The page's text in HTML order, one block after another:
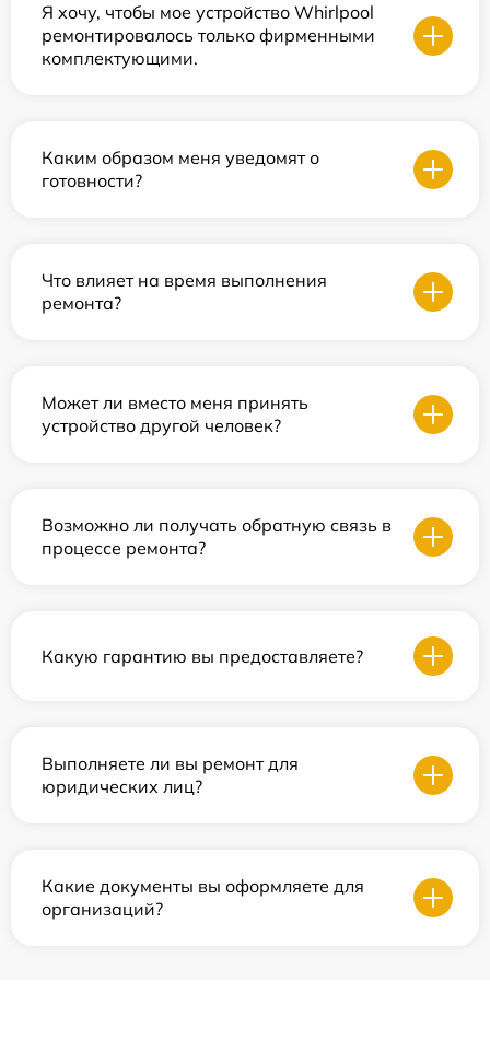
Я хочу, чтобы мое устройство Whirlpool
ремонтировалось только фирменными
комплектующими.
Каким образом меня уведомят о
готовности?
Что влияет на время выполнения
ремонта?
Может ли вместо меня принять
устройство другой человек?
Возможно ли получать обратную связь в
процессе ремонта?
Какую гарантию вы предоставляете?
Выполняете ли вы ремонт для
юридических лиц?
Какие документы вы оформляете для
организаций?